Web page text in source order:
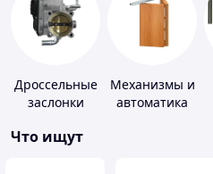
Дроссельные
заслонки
Механизмы и
автоматика
Что ищут